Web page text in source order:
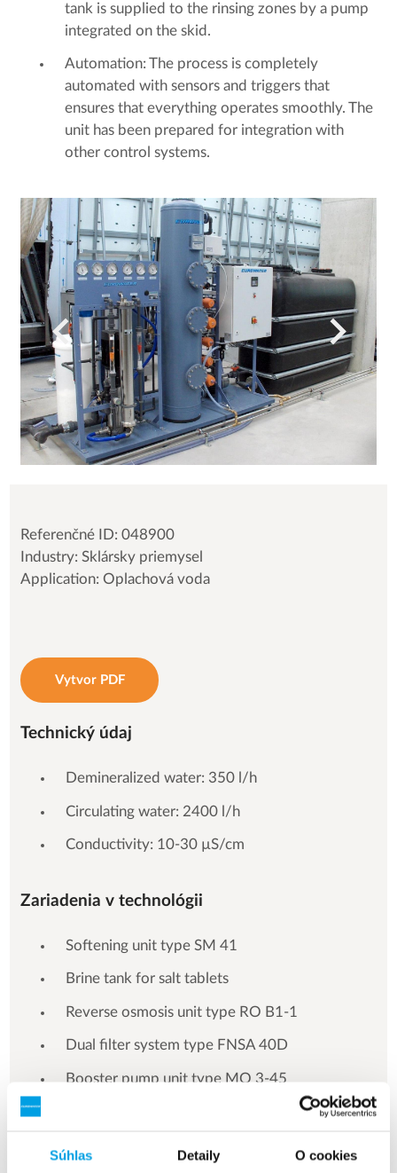
Súhlas Detaily O cookies
tank is supplied to the rinsing zones by a pump
integrated on the skid.
Automation: The process is completely
automated with sensors and triggers that
ensures that everything operates smoothly. The
unit has been prepared for integration with
other control systems.
Referenčné ID: 048900
Industry: Sklársky priemysel
Application: Oplachová voda
Vytvor PDF
Technický údaj
Demineralized water: 350 l/h
Circulating water: 2400 l/h
Conductivity: 10-30 µS/cm
Zariadenia v technológii
Softening unit type SM 41
Brine tank for salt tablets
Reverse osmosis unit type RO B1-1
Dual filter system type FNSA 40D
Booster pump unit type MQ 3-45